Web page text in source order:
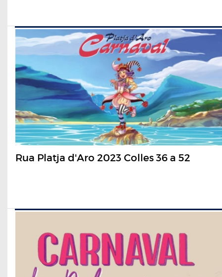
Rua Platja d'Aro 2023 Colles 36 a 52